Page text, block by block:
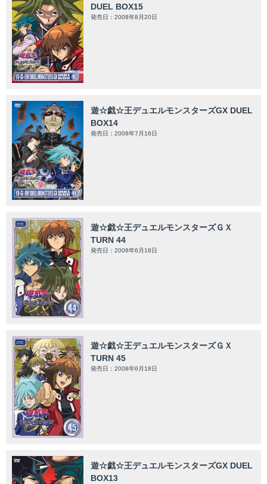
DUEL BOX15
発売日：2008年8月20日
遊☆戯☆王デュエルモンスターズGX DUEL
BOX14
発売日：2008年7月16日
遊☆戯☆王デュエルモンスターズＧＸ
TURN 44
発売日：2008年6月18日
遊☆戯☆王デュエルモンスターズＧＸ
TURN 45
発売日：2008年6月18日
遊☆戯☆王デュエルモンスターズGX DUEL
BOX13